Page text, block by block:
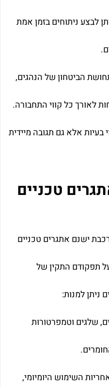
לבצע ניתוחים בזמן אמת
הביטחון של הנהגים,
לאורך כל קווי התחבורה.
אלא גם תגובה מיידית
טכניים
ישנם אתגרים טכניים
תפקודם התקין של
ניתן למנות:
שלגים וטמפרטורות
השימוש היומיומי,